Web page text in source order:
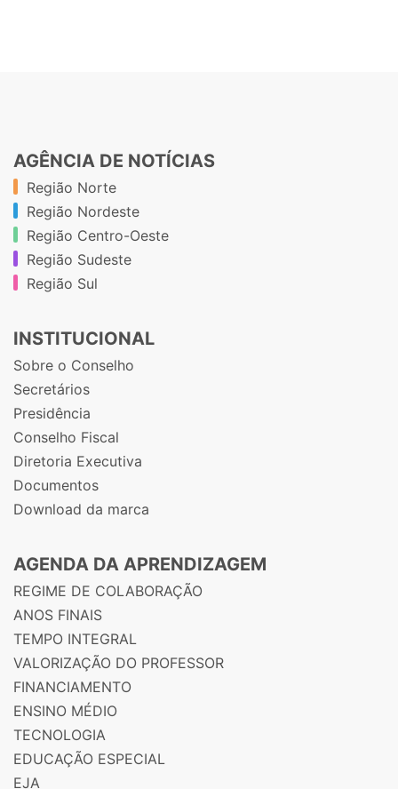
AGÊNCIA DE NOTÍCIAS
Região Norte
Região Nordeste
Região Centro-Oeste
Região Sudeste
Região Sul
INSTITUCIONAL
Sobre o Conselho
Secretários
Presidência
Conselho Fiscal
Diretoria Executiva
Documentos
Download da marca
AGENDA DA APRENDIZAGEM
REGIME DE COLABORAÇÃO
ANOS FINAIS
TEMPO INTEGRAL
VALORIZAÇÃO DO PROFESSOR
FINANCIAMENTO
ENSINO MÉDIO
TECNOLOGIA
EDUCAÇÃO ESPECIAL
EJA